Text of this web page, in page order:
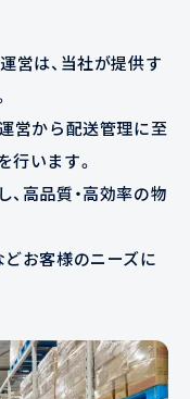
営は、当社が提供す
営から配送管理に至
行います。
高品質・高効率の物
お客様のニーズに